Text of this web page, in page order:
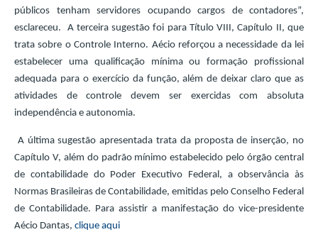
públicos tenham servidores ocupando cargos de contadores”,
esclareceu. A terceira sugestão foi para Título VIII, Capítulo II, que
trata sobre o Controle Interno. Aécio reforçou a necessidade da lei
estabelecer uma qualificação mínima ou formação profissional
adequada para o exercício da função, além de deixar claro que as
atividades de controle devem ser exercidas com absoluta
independência e autonomia.
A última sugestão apresentada trata da proposta de inserção, no
Capítulo V, além do padrão mínimo estabelecido pelo órgão central
de contabilidade do Poder Executivo Federal, a observância às
Normas Brasileiras de Contabilidade, emitidas pelo Conselho Federal
de Contabilidade. Para assistir a manifestação do vice-presidente
Aécio Dantas, clique aqui